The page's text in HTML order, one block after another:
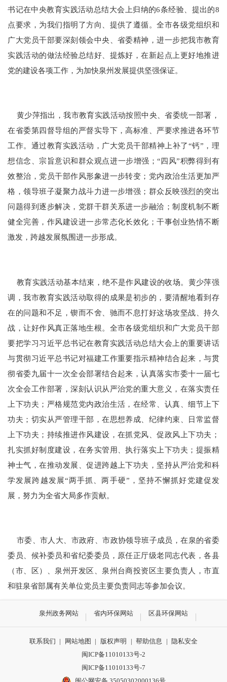
书记在中央教育实践活动总结大会上归纳的6条经验、提出的8
点要求，为我们指明了方向、提供了遵循。全市各级党组织和
广大党员干部要深刻领会中央、省委精神，进一步把我市教育
实践活动的做法经验总结好、提炼好，在新起点上更好地推进
党的建设各项工作，为加快泉州发展提供坚强保证。
黄少萍指出，我市教育实践活动按照中央、省委统一部署，
在省委第四督导组的严督实导下，高标准、严要求推进各环节
工作。通过教育实践活动，广大党员干部精神上补了“钙”，理
想信念、宗旨意识和群众观点进一步增强；“四风”积弊得到有
效整治，党员干部作风形象进一步转变；党内政治生活更加严
格，领导班子凝聚力战斗力进一步增强；群众反映强烈的突出
问题得到逐步解决，党群干群关系进一步融洽；制度机制不断
健全完善，作风建设进一步常态化长效化；干事创业热情不断
激发，跨越发展氛围进一步形成。
教育实践活动基本结束，绝不是作风建设的收场。黄少萍强
调，我市教育实践活动取得的成果是初步的，要清醒地看到存
在的问题和不足，锲而不舍、驰而不息打好这场攻坚战、持久
战，让好作风真正落地生根。全市各级党组织和广大党员干部
要把学习习近平总书记在教育实践活动总结大会上的重要讲话
与贯彻习近平总书记对福建工作重要指示精神结合起来，与贯
彻省委九届十一次全会部署结合起来，认真落实市委十一届七
次全会工作部署，深刻认识从严治党的重大意义，在落实责任
上下功夫；严格规范党内政治生活，在经常、认真、细节上下
功夫；切实从严管理干部，在思想养成、纪律约束、日常监督
上下功夫；持续推进作风建设，在抓党风、促政风上下功夫；
扎实抓好制度建设，在务实管用、执行落实上下功夫；提振精
神士气，在推动发展、促进跨越上下功夫，坚持从严治党和科
学发展跨越发展“两手抓、两手硬”，坚持不懈抓好党建促发
展，努力为全省大局多作贡献。
市委、市人大、市政府、市政协领导班子成员，在泉的省委
委员、候补委员和省纪委委员，原任正厅级老同志代表，各县
（市、区）、泉州开发区、泉州台商投资区主要负责人，市直
和驻泉省部属有关单位党员主要负责同志等参加会议。
泉州政务网站 省内环保网站 区县环保网站
联系我们 | 网站地图 | 版权声明 | 帮助信息 | 隐私安全
闽ICP备11010133号-2
闽ICP备11010133号-7